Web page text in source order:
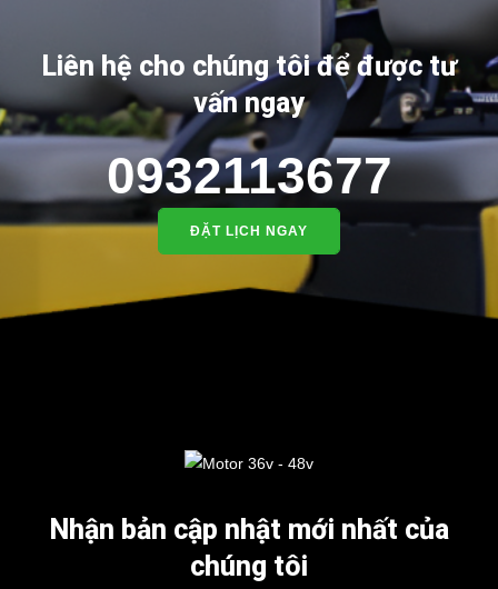
Liên hệ cho chúng tôi để được tư
vấn ngay
0932113677
ĐẶT LỊCH NGAY
Nhận bản cập nhật mới nhất của
chúng tôi